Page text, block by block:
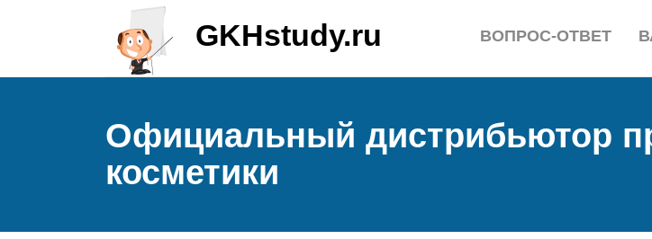
GKHstudy.ru ВОПРОС-ОТВЕТ
Официальный дистрибьютор
косметики